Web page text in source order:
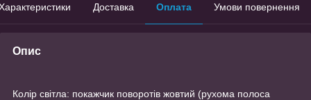
Доставка Оплата Умови повернення
Опис
Колір світла: покажчик поворотів жовтий (рухома полоса